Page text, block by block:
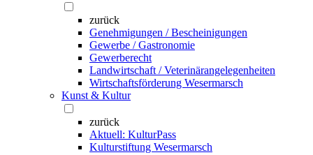
zurück
Genehmigungen / Bescheinigungen
Gewerbe / Gastronomie
Gewerberecht
Landwirtschaft / Veterinärangelegenheiten
Wirtschaftsförderung Wesermarsch
Kunst & Kultur
zurück
Aktuell: KulturPass
Kulturstiftung Wesermarsch